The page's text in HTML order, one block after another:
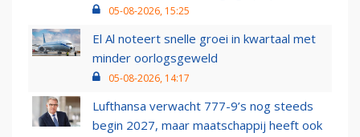
05-08-2026, 15:25
El Al noteert snelle groei in kwartaal met
minder oorlogsgeweld
05-08-2026, 14:17
Lufthansa verwacht 777-9’s nog steeds
begin 2027, maar maatschappij heeft ook